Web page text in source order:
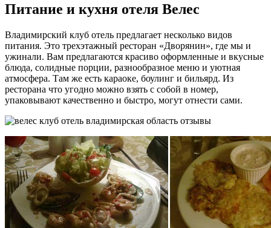
Питание и кухня отеля Велес
Владимирский клуб отель предлагает несколько видов
питания. Это трехэтажный ресторан «Дворянин», где мы и
ужинали. Вам предлагаются красиво оформленные и вкусные
блюда, солидные порции, разнообразное меню и уютная
атмосфера. Там же есть караоке, боулинг и бильярд. Из
ресторана что угодно можно взять с собой в номер,
упаковывают качественно и быстро, могут отнести сами.